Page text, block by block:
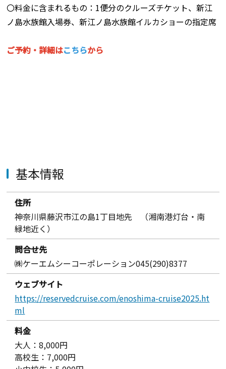
〇料金に含まれるもの：1便分のクルーズチケット、新江
ノ島水族館入場券、新江ノ島水族館イルカショーの指定席
ご予約・詳細はこちらから
基本情報
住所
神奈川県藤沢市江の島1丁目地先 （湘南港灯台・南
緑地近く）
問合せ先
㈱ケーエムシーコーポレーション045(290)8377
ウェブサイト
https://reservedcruise.com/enoshima-cruise2025.ht
ml
料金
大人：8,000円
高校生：7,000円